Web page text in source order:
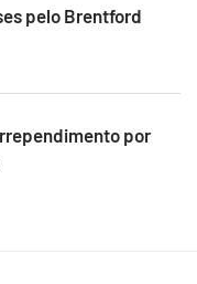
pelo Brentford
por